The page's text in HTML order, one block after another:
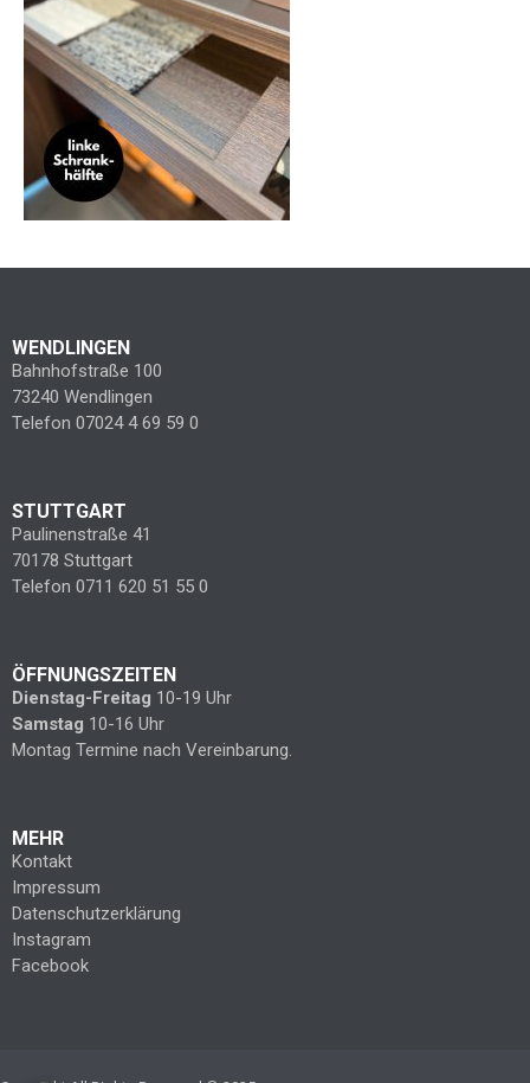
WENDLINGEN
Bahnhofstraße 100
73240 Wendlingen
Telefon 07024 4 69 59 0
STUTTGART
Paulinenstraße 41
70178 Stuttgart
Telefon 0711 620 51 55 0
ÖFFNUNGSZEITEN
Dienstag-Freitag 10-19 Uhr
Samstag 10-16 Uhr
Montag Termine nach Vereinbarung.
MEHR
Kontakt
Impressum
Datenschutzerklärung
Instagram
Facebook